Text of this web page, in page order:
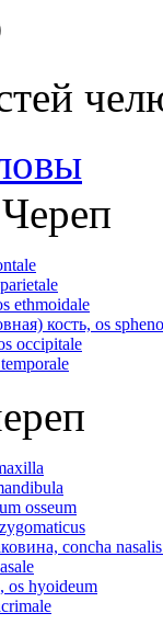
ethmoidale
кость, os
occipitale
osseum
concha
os hyoideum